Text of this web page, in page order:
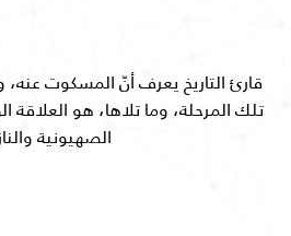
قارئ التاريخ يعرف أنّ المسكوت
تلك المرحلة، وما تلاها، هو العلاقة
الصهيونية